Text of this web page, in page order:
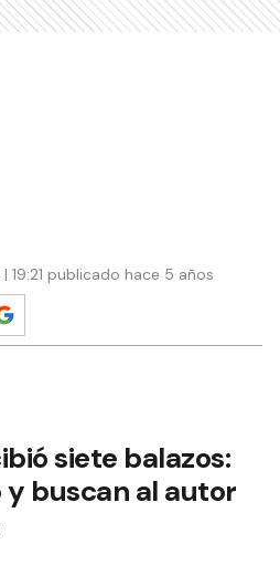
19:21 publicado hace 5 años
siete balazos:
buscan al autor